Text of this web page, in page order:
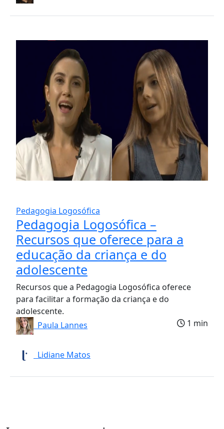
Pedagogia Logosófica
Pedagogia Logosófica –
Recursos que oferece para a
educação da criança e do
adolescente
Recursos que a Pedagogia Logosófica oferece
para facilitar a formação da criança e do
adolescente.
Paula Lannes
Lidiane Matos
1 min